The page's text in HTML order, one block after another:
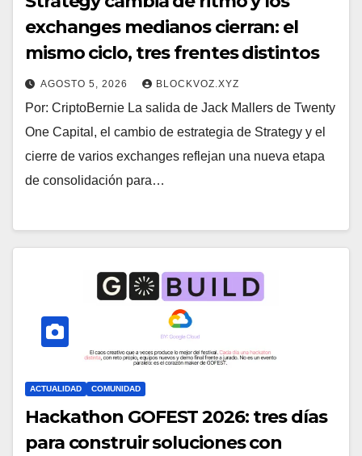
exchanges medianos cierran: el
mismo ciclo, tres frentes distintos
AGOSTO 5, 2026 BLOCKVOZ.XYZ
Por: CriptoBernie La salida de Jack Mallers de Twenty
One Capital, el cambio de estrategia de Strategy y el
cierre de varios exchanges reflejan una nueva etapa
de consolidación para…
ACTUALIDAD COMUNIDAD
Hackathon GOFEST 2026: tres días
para construir soluciones con